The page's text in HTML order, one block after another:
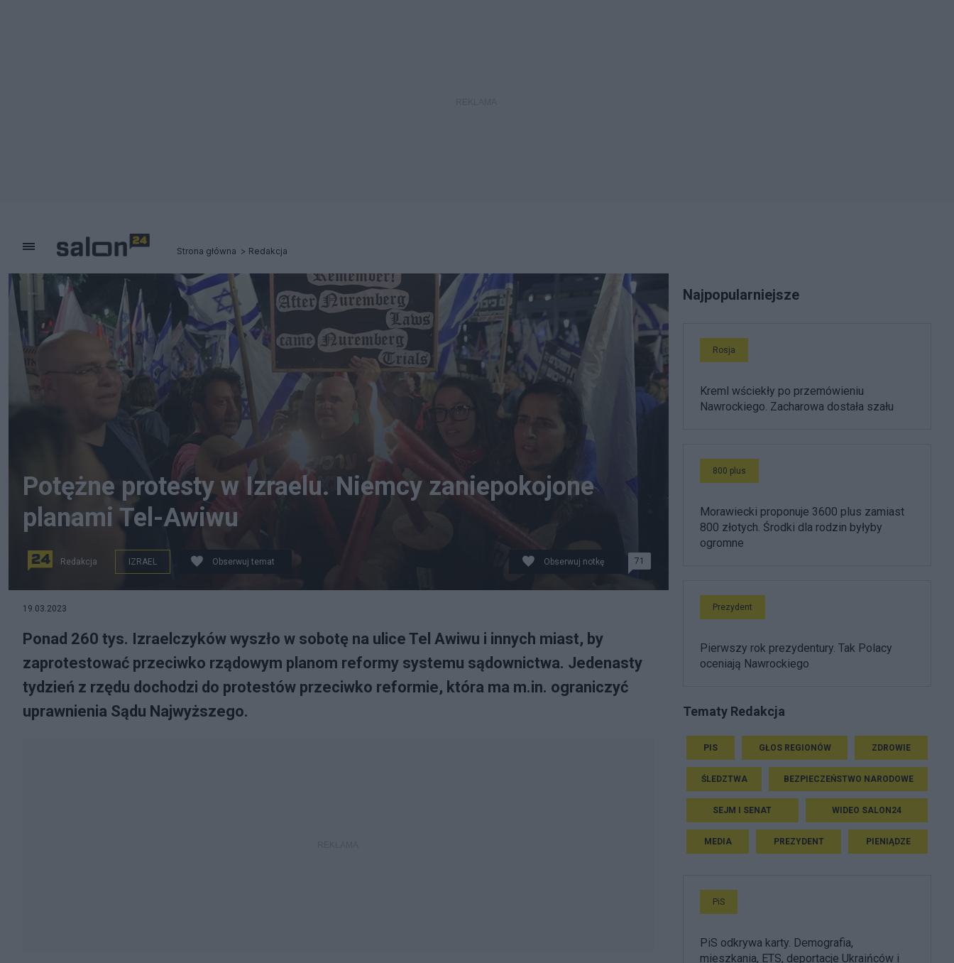
Strona główna Redakcja
Potężne protesty w Izraelu. Niemcy zaniepokojone
planami Tel-Awiwu
Redakcja IZRAEL Obserwuj temat Obserwuj notkę 71
19.03.2023
Ponad 260 tys. Izraelczyków wyszło w sobotę na ulice Tel Awiwu i innych miast, by
zaprotestować przeciwko rządowym planom reformy systemu sądownictwa. Jedenasty
tydzień z rzędu dochodzi do protestów przeciwko reformie, która ma m.in. ograniczyć
uprawnienia Sądu Najwyższego.
Najpopularniejsze
Rosja
Kreml wściekły po przemówieniu
Nawrockiego. Zacharowa dostała szału
800 plus
Morawiecki proponuje 3600 plus zamiast
800 złotych. Środki dla rodzin byłyby
ogromne
Prezydent
Pierwszy rok prezydentury. Tak Polacy
oceniają Nawrockiego
Tematy Redakcja
PIS GŁOS REGIONÓW ZDROWIE
ŚLEDZTWA BEZPIECZEŃSTWO NARODOWE
SEJM I SENAT WIDEO SALON24
MEDIA PREZYDENT PIENIĄDZE
PiS
PiS odkrywa karty. Demografia,
mieszkania, ETS, deportacje Ukraińców i